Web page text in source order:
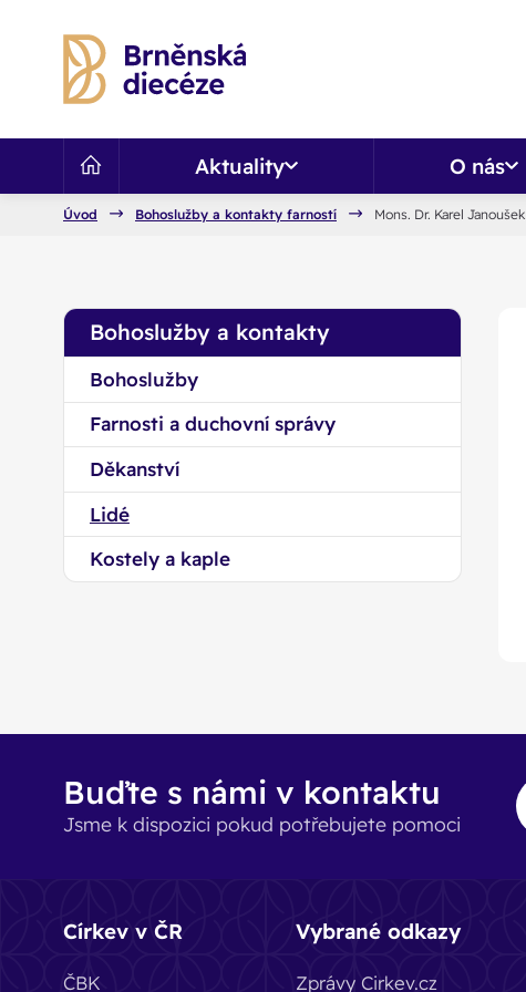
Aktuality O nás
Úvod Bohoslužby a kontakty farností Mons. Dr. Karel Janoušek
Bohoslužby a kontakty
Bohoslužby
Farnosti a duchovní správy
Děkanství
Lidé
Kostely a kaple
Buďte s námi v kontaktu
Jsme k dispozici pokud potřebujete pomoci
Církev v ČR
ČBK
Vybrané odkazy
Zprávy Cirkev.cz